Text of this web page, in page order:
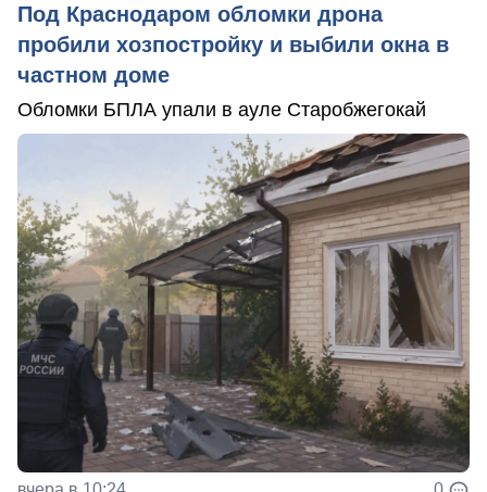
Под Краснодаром обломки дрона
пробили хозпостройку и выбили окна в
частном доме
Обломки БПЛА упали в ауле Старобжегокай